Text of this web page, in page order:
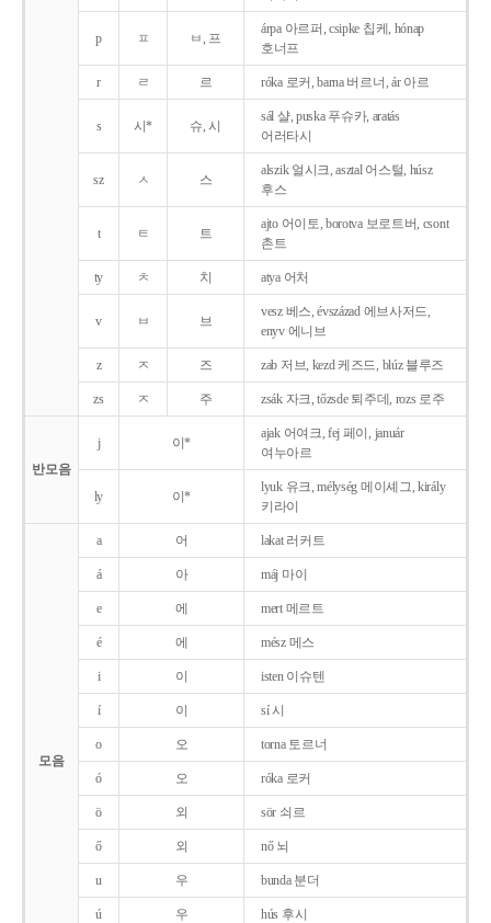
p ㅍ ㅂ, 프
árpa 아르퍼, csipke 칩케, hónap
호너프
r ㄹ 르 róka 로커, barna 버르너, ár 아르
s 시* 슈, 시
sál 샬, puska 푸슈카, aratás
어러타시
sz ㅅ 스
alszik 얼시크, asztal 어스털, húsz
후스
t ㅌ 트
ajto 어이토, borotva 보로트버, csont
촌트
ty ㅊ 치 atya 어처
v ㅂ 브
vesz 베스, évszázad 에브사저드,
enyv 에니브
z ㅈ 즈 zab 저브, kezd 케즈드, blúz 블루즈
zs ㅈ 주 zsák 자크, tőzsde 퇴주데, rozs 로주
반모음
j 이*
ajak 어여크, fej 페이, január
여누아르
ly 이*
lyuk 유크, mélység 메이셰그, király
키라이
모음
a 어 lakat 러커트
á 아 máj 마이
e 에 mert 메르트
é 에 mész 메스
i 이 isten 이슈텐
í 이 sí 시
o 오 torna 토르너
ó 오 róka 로커
ö 외 sör 쇠르
ő 외 nő 뇌
u 우 bunda 분더
ú 우 hús 후시